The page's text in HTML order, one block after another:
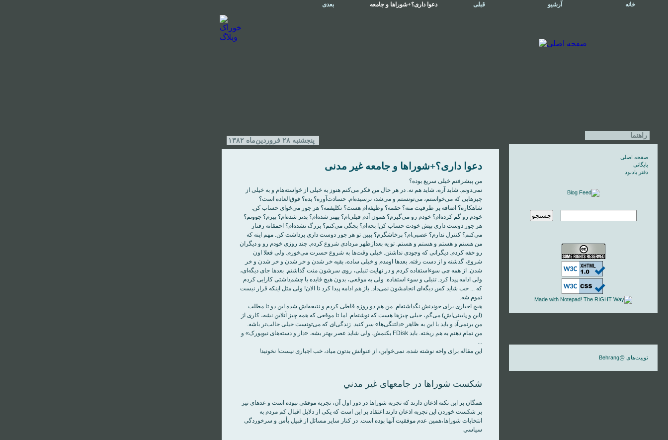
خانه آرشیو قبلی
دعوا داری؟+شوراها و جامعه
بعدی
پنجشنبه ۲۸ فروردین‌ماه ۱۳۸۲
دعوا داری؟+شوراها و جامعه غیر مدنی
من پيشرفتم خيلی سريع بوده؟
نمی‌دونم. شايد آره، شايد هم نه. در هر حال من فکر می‌کنم هنوز به خيلی از خواسته‌هام و به خيلی از
چيزهايی که می‌خواستم، می‌تونستم و می‌شد، نرسيده‌ام. حسادت‌آوره؟ بده؟ فوق‌العاده است؟
شاهکاره؟ اضافه بر ظرفيت منه؟ حقمه؟ وظيفه‌ام هست؟ تکليفمه؟ هر جور می‌خوای حساب کن.
خودم رو گم کرده‌ام؟ خودم رو می‌گيرم؟ همون آدم قبلی‌ام؟ بهتر شده‌ام؟ بدتر شده‌ام؟ پيرم؟ جوونم؟
هر جور دوست داری پيش خودت حساب کن! بچه‌ام؟ بچگی می‌کنم؟ بزرگ نشده‌ام؟ احمقانه رفتار
می‌کنم؟ کنترل ندارم؟ عصبی‌ام؟ پرخاشگرم؟ ببين تو هر جور دوست داری برداشت کن. مهم اينه که
من هستم و هستم و هستم و هستم. تو يه بعدازظهر مردادی شروع کردم. چند روزی خودم رو و ديگران
رو خفه کردم. ديگرانی که وجودی نداشتن. خيلی وقت‌ها به شروع حسرت می‌خورم. ولی فعلا اون
شروع، گذشته و از دست رفته. بعدها اومدم و خيلی ساده، بقيه خر شدن و خر شدن و خر شدن و خر
شدن. از همه چی سوءاستفاده کردم و در نهايت تنبلی، روی سرشون منت گذاشتم. بعدها جای ديگه‌ای،
ولی ادامه پيدا کرد. تنبلی و سوء استفاده. ولی يه موقعی، بدون هيچ فايده يا چشم‌داشتی کارايی کردم
که ... خب شايد کس ديگه‌ای انجامشون نمی‌داد. باز هم ادامه پيدا کرد تا الان! ولی مثل اينکه قرار نيست
تموم شه.
هيچ اجباری برای خوندنش نگذاشته‌ام. من هم دو روزه قاطی کردم و نتيجه‌اش شده اين دو تا مطلب
(اين و پايينی‌اش) می‌گم، خيلی چيزها هست که نوشته‌ام. اما تا موقعی که همه چيز آنلاين نشه، کاری از
من برنمی‌آد و بايد با اين به ظاهر «دلتنگی‌ها» سر کنيد. زندگی‌ای که می‌تونست خيلی جالب‌تر باشه.
من تمام ذهنم به هم ريخته. بايد FDisk بکنمش. ولی شايد عصر بهتر بشه. «دار و دسته‌های نيويورک» و
اين مقاله برای واحه نوشته شده. نمی‌خواين، از عنوانش بدتون مياد، خب اجباری نيست! نخونيد!
شکست شوراها در جامعه‏‎ای غير مدني
همگان بر اين نکته اذعان دارند که تجربه شوراها در دور اول آن، تجربه موفقی نبوده است و عده‏‎ای نيز
بر شکست خوردن اين تجربه اذعان دارند.اعتقاد بر اين است که يکی از دلايل اقبال کم مردم به
انتخابات شوراها،همين عدم موفقيت آنها بوده است. در کنار ساير مسائل از قبيل يأس و سرخوردگی
سياسي
راهنما
صفحه اصلی
بایگانی
دفتر یادبود
توییت‌های @Behrang